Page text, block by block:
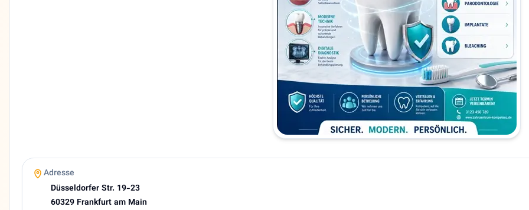
4,0 (18 Google reviews)
Heutige Öffnungszeiten
08:00–18:00
About Javad Adeli
Adresse
Düsseldorfer Str. 19-23
60329 Frankfurt am Main